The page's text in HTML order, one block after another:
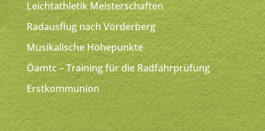
Leichtathletik Meisterschaften
Radausflug nach Vorderberg
Musikalische Höhepunkte
Öamtc – Training für die Radfahrprüfung
Erstkommunion